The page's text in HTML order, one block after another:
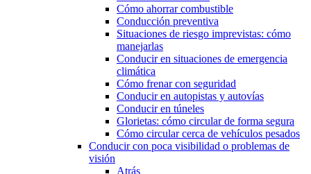
Cómo ahorrar combustible
Conducción preventiva
Situaciones de riesgo imprevistas: cómo
manejarlas
Conducir en situaciones de emergencia
climática
Cómo frenar con seguridad
Conducir en autopistas y autovías
Conducir en túneles
Glorietas: cómo circular de forma segura
Cómo circular cerca de vehículos pesados
Conducir con poca visibilidad o problemas de
visión
Atrás